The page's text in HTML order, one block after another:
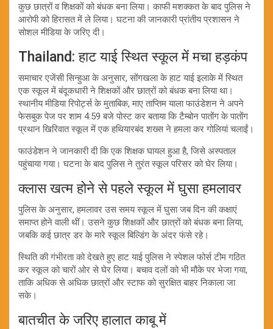
कुछ छात्रों व शिक्षकों को बंधक बना लिया। काफी मशक्कत के बाद पुलिस ने
आरोपी को हिरासत में ले लिया। घटना की जानकारी प्रांतीय प्रशासन ने
सोशल मीडिया के जरिए दी।
Thailand: हाट याई स्थित स्कूल में मचा हड़कंप
समाचार एजेंसी सिन्हुआ के अनुसार, सोंगखला के हाट याई इलाके में स्थित
एक स्कूल में बंदूकधारी ने शिक्षकों और छात्रों को बंधक बना लिया था।
स्थानीय मीडिया रिपोर्ट्स के मुताबिक, माए ताप्तिम याला फाउंडेशन ने अपने
फेसबुक पेज पर शाम 4:59 बजे पोस्ट कर बताया कि टैम्बोन पातोंग के पातोंग
प्रथान खिरिवात स्कूल में एक हथियारबंद शख्स ने हमला कर गोलियां चलाईं।
फाउंडेशन ने जानकारी दी कि एक शिक्षक घायल हुआ है, जिसे अस्पताल
पहुंचाया गया। घटना के बाद पुलिस ने तुरंत स्कूल परिसर को घेर लिया।
क्लास खत्म होने से पहले स्कूल में घुसा हमलावर
पुलिस के अनुसार, हमलावर उस समय स्कूल में घुसा जब दिन की कक्षाएं
समाप्त होने वाली थीं। उसने कुछ शिक्षकों और छात्रों को बंधक बना लिया,
जबकि कई छात्र डर के मारे स्कूल बिल्डिंग के अंदर फंसे रहे।
स्थिति की गंभीरता को देखते हुए हाट याई पुलिस ने स्पेशल फोर्स टीम गठित
कर स्कूल को चारों ओर से घेर लिया। बचाव दलों को भी मौके पर भेजा गया,
ताकि अधिक से अधिक छात्रों और स्टाफ को सुरक्षित बाहर निकाला जा
सके।
बातचीत के जरिए हालात काबू में